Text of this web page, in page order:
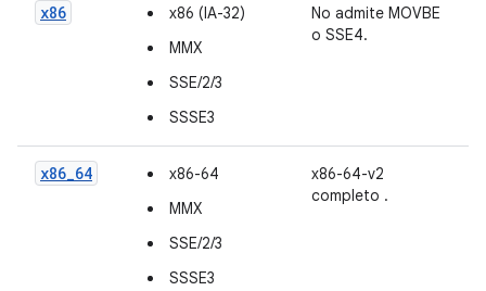
x86
x86 (IA-32)
MMX
SSE/2/3
SSSE3
No admite MOVBE
o SSE4.
x86_64
x86-64
MMX
SSE/2/3
SSSE3
x86-64-v2
completo .